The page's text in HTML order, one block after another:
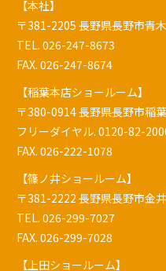
【本社】
〒381-2205 長野県長野市青
TEL.026-247-8673
FAX. 026-247-8674
【稲葉本店ショールーム】
〒380-0914 長野県長野市稲
フリーダイヤル.0120-82-
FAX. 026-222-1078
【篠ノ井ショールーム】
〒381-2222 長野県長野市金
TEL.026-299-7027
FAX. 026-299-7028
【上田ショールーム】